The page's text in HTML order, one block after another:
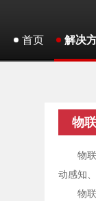
首页 解决
物
物
动感知
物